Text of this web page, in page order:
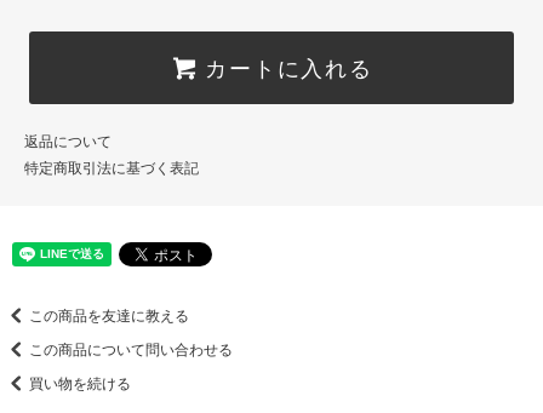
カートに入れる
返品について
特定商取引法に基づく表記
この商品を友達に教える
この商品について問い合わせる
買い物を続ける